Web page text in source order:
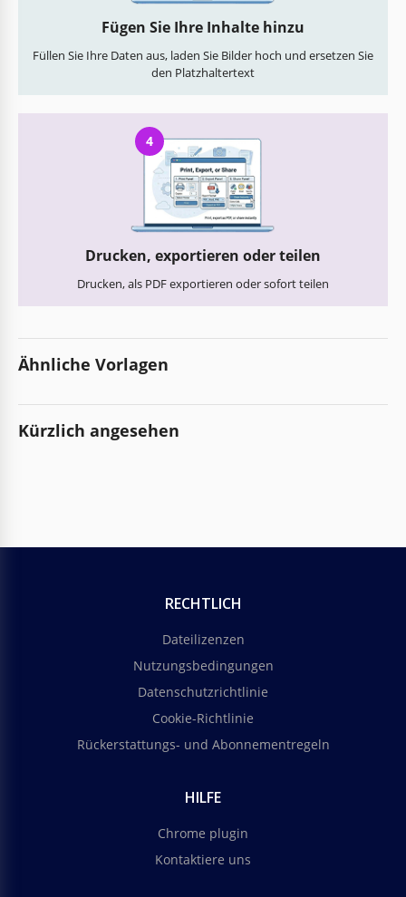
Fügen Sie Ihre Inhalte hinzu
Füllen Sie Ihre Daten aus, laden Sie Bilder hoch und ersetzen Sie
den Platzhaltertext
4
Drucken, exportieren oder teilen
Drucken, als PDF exportieren oder sofort teilen
Ähnliche Vorlagen
Kürzlich angesehen
RECHTLICH
Dateilizenzen
Nutzungsbedingungen
Datenschutzrichtlinie
Cookie-Richtlinie
Rückerstattungs- und Abonnementregeln
HILFE
Chrome plugin
Kontaktiere uns